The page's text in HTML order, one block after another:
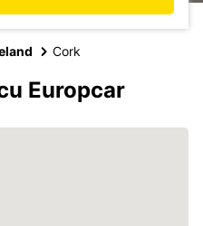
Cork
Europcar